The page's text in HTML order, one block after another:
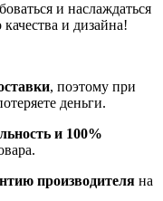
и наслаждаться
и дизайна!
, поэтому при
деньги.
и 100%
производителя на